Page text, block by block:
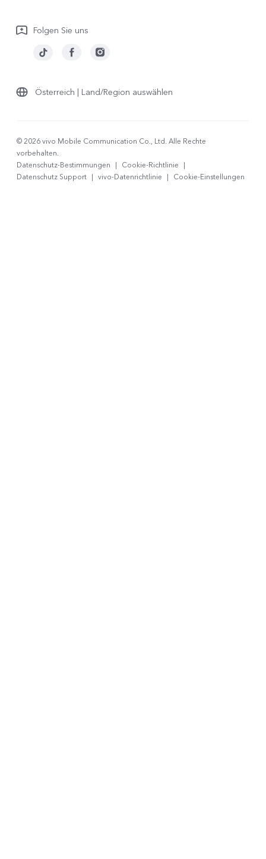
Folgen Sie uns
Österreich | Land/Region auswählen
© 2026 vivo Mobile Communication Co., Ltd. Alle Rechte
vorbehalten.
Datenschutz-Bestimmungen
| Cookie-Richtlinie
|
Datenschutz Support | vivo-Datenrichtlinie | Cookie-Einstellungen